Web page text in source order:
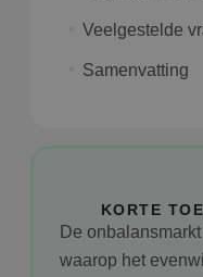
Veelgestelde
Samenvatting
KORTE
De
waarop het